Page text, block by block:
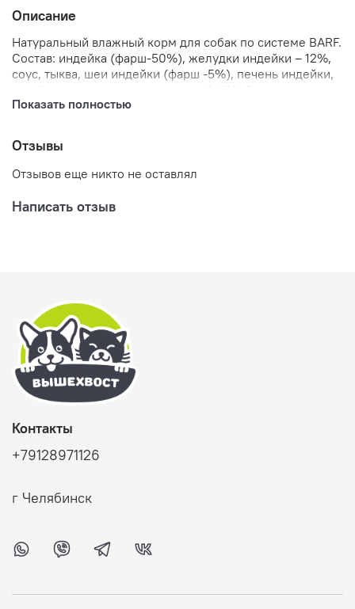
Описание
Натуральный влажный корм для собак по системе BARF.
Состав: индейка (фарш-50%), желудки индейки – 12%,
соус, тыква, шеи индейки (фарш -5%), печень индейки,
12 месяцев.
Показать полностью
Отзывы
Отзывов еще никто не оставлял
Написать отзыв
Контакты
+79128971126
г Челябинск